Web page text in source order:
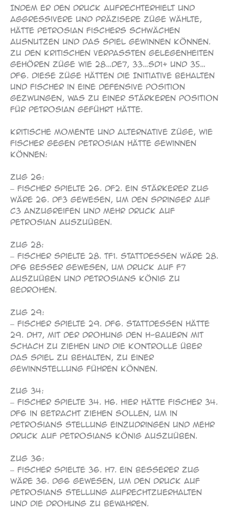
Indem er den Druck aufrechterhielt und
aggressivere und präzisere Züge wählte,
hätte Petrosian Fischers Schwächen
ausnutzen und das Spiel gewinnen können.
Zu den kritischen verpassten Gelegenheiten
gehören Züge wie 28…De7, 33…Sd1+ und 35…
Df6. Diese Züge hätten die Initiative behalten
und Fischer in eine defensive Position
gezwungen, was zu einer stärkeren Position
für Petrosian geführt hätte.
Kritische Momente und alternative Züge, wie
Fischer gegen Petrosian hätte gewinnen
können:
Zug 26:
– Fischer spielte 26. Df2. Ein stärkerer Zug
wäre 26. Df3 gewesen, um den Springer auf
c3 anzugreifen und mehr Druck auf
Petrosian auszuüben.
Zug 28:
– Fischer spielte 28. Tf1. Stattdessen wäre 28.
Df6 besser gewesen, um Druck auf f7
auszuüben und Petrosians König zu
bedrohen.
Zug 29:
– Fischer spielte 29. Df6. Stattdessen hätte
29. Dh7, mit der Drohung den h-Bauern mit
Schach zu ziehen und die Kontrolle über
das Spiel zu behalten, zu einer
Gewinnstellung führen können.
Zug 34:
– Fischer spielte 34. h6. Hier hätte Fischer 34.
Df6 in Betracht ziehen sollen, um in
Petrosians Stellung einzudringen und mehr
Druck auf Petrosians König auszuüben.
Zug 36:
– Fischer spielte 36. h7. Ein besserer Zug
wäre 36. Dg6 gewesen, um den Druck auf
Petrosians Stellung aufrechtzuerhalten
und die Drohung zu bewahren.